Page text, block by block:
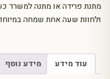
מתנת פרידה או מתנה למשרד
ולחוות שעה אחת שמחה
עוד מידע מידע נוסף